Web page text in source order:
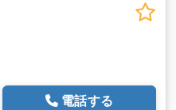
電話する